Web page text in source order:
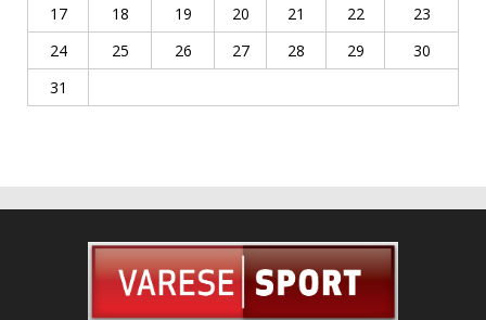
17
18 19 20 21 22
23
24
25 26 27 28 29
30
31